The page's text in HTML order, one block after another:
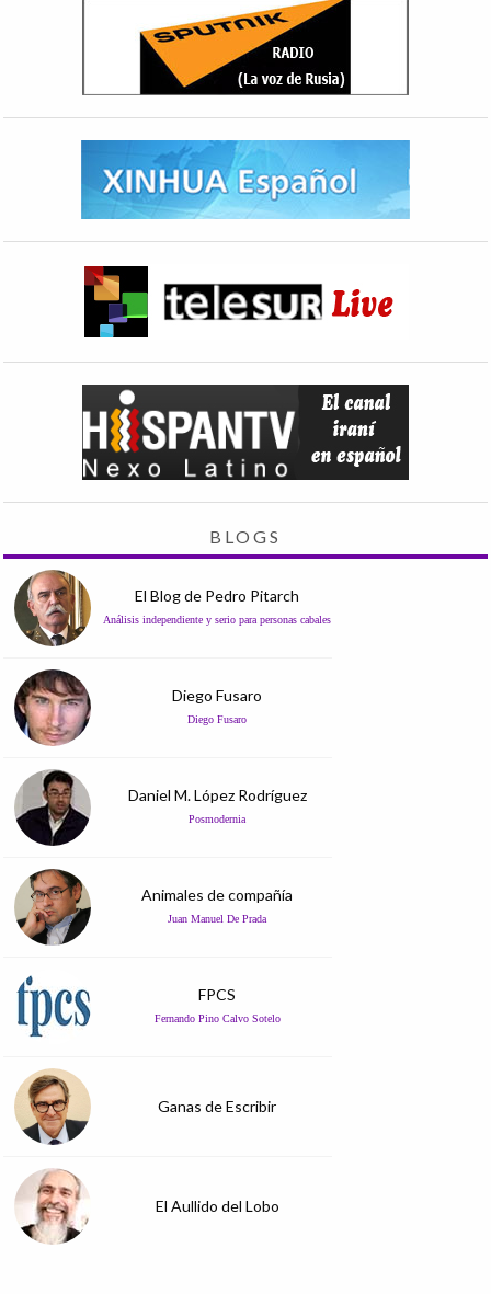
BLOGS
El Blog de Pedro Pitarch
Análisis independiente y serio para personas cabales
Diego Fusaro
Diego Fusaro
Daniel M. López Rodríguez
Posmodernia
Animales de compañía
Juan Manuel De Prada
FPCS
Fernando Pino Calvo Sotelo
Ganas de Escribir
El Aullido del Lobo